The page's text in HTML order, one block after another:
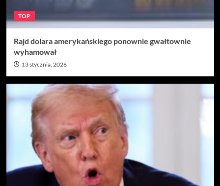
TOP
Rajd dolara amerykańskiego ponownie gwałtownie
wyhamował
13 stycznia, 2026